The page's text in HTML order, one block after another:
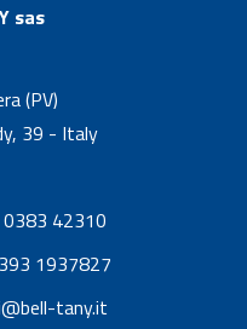
sas
(PV)
39 - Italy
42310
1937827
tany.it